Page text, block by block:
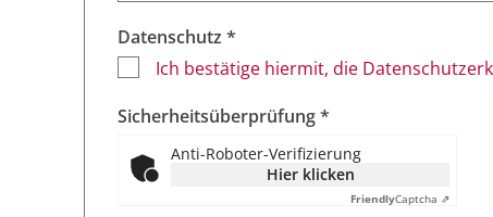
Datenschutz *
Ich bestätige hiermit, die
Sicherheitsüberprüfung *
Anti-Roboter-Verifizierung
Hier klicken
FriendlyCaptcha ⇗